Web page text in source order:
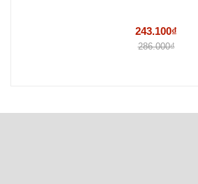
243.100₫
286.000₫